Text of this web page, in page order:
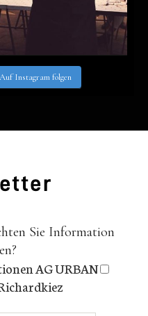
Auf Insta­gram fol­gen
Sie Information
AG URBAN